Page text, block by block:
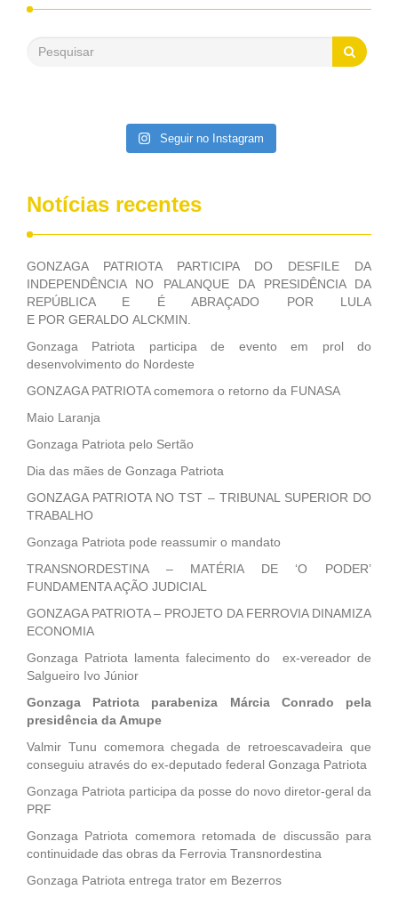
reais, com suas maravilhosas ações, dentre alas, mais de
saneamento básico, em pequenas comunidades rurais.
Patriota disse ainda que, mesmo sem mandato,
Seguir no Instagram
Notícias recentes
GONZAGA PATRIOTA PARTICIPA DO DESFILE DA
INDEPENDÊNCIA NO PALANQUE DA PRESIDÊNCIA DA
REPÚBLICA E É ABRAÇADO POR LULA
E POR GERALDO ALCKMIN.
Gonzaga Patriota participa de evento em prol do
desenvolvimento do Nordeste
GONZAGA PATRIOTA comemora o retorno da FUNASA
Maio Laranja
Gonzaga Patriota pelo Sertão
Dia das mães de Gonzaga Patriota
GONZAGA PATRIOTA NO TST – TRIBUNAL SUPERIOR DO
TRABALHO
Gonzaga Patriota pode reassumir o mandato
TRANSNORDESTINA – MATÉRIA DE ‘O PODER’
FUNDAMENTA AÇÃO JUDICIAL
GONZAGA PATRIOTA – PROJETO DA FERROVIA DINAMIZA
ECONOMIA
Gonzaga Patriota lamenta falecimento do ex-vereador de
Salgueiro Ivo Júnior
Gonzaga Patriota parabeniza Márcia Conrado pela
presidência da Amupe
Valmir Tunu comemora chegada de retroescavadeira que
conseguiu através do ex-deputado federal Gonzaga Patriota
Gonzaga Patriota participa da posse do novo diretor-geral da
PRF
Gonzaga Patriota comemora retomada de discussão para
continuidade das obras da Ferrovia Transnordestina
Gonzaga Patriota entrega trator em Bezerros